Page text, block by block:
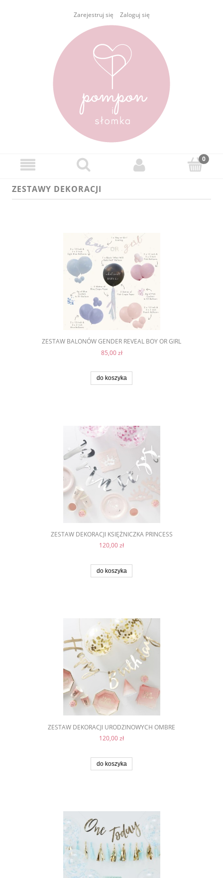
Zarejestruj się Zaloguj się
ZESTAWY DEKORACJI
ZESTAW BALONÓW GENDER REVEAL BOY OR GIRL
85,00 zł
do koszyka
ZESTAW DEKORACJI KSIĘŻNICZKA PRINCESS
120,00 zł
do koszyka
ZESTAW DEKORACJI URODZINOWYCH OMBRE
120,00 zł
do koszyka